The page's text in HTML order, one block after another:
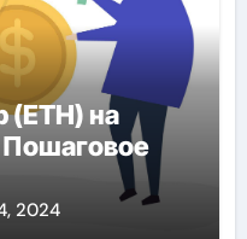
на
2024